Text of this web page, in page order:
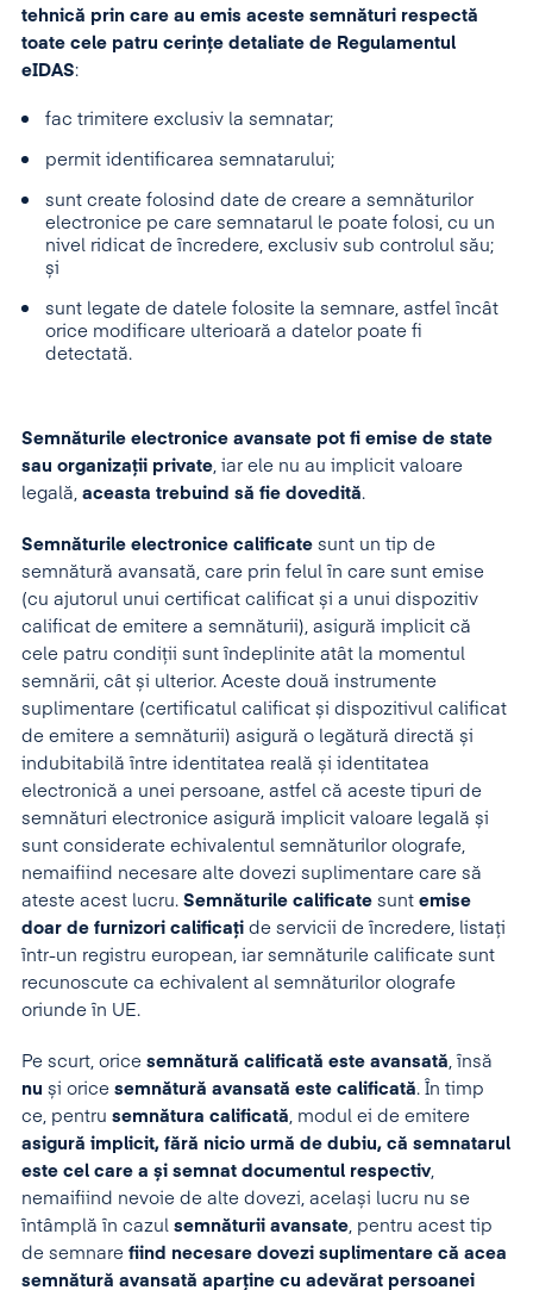
tehnică prin care au emis aceste semnături respectă
toate cele patru cerințe detaliate de Regulamentul
eIDAS:
fac trimitere exclusiv la semnatar;
permit identificarea semnatarului;
sunt create folosind date de creare a semnăturilor
electronice pe care semnatarul le poate folosi, cu un
nivel ridicat de încredere, exclusiv sub controlul său;
și
sunt legate de datele folosite la semnare, astfel încât
orice modificare ulterioară a datelor poate fi
detectată.
Semnăturile electronice avansate pot fi emise de state
sau organizații private, iar ele nu au implicit valoare
legală, aceasta trebuind să fie dovedită.
Semnăturile electronice calificate sunt un tip de
semnătură avansată, care prin felul în care sunt emise
(cu ajutorul unui certificat calificat și a unui dispozitiv
calificat de emitere a semnăturii), asigură implicit că
cele patru condiții sunt îndeplinite atât la momentul
semnării, cât și ulterior. Aceste două instrumente
suplimentare (certificatul calificat și dispozitivul calificat
de emitere a semnăturii) asigură o legătură directă și
indubitabilă între identitatea reală și identitatea
electronică a unei persoane, astfel că aceste tipuri de
semnături electronice asigură implicit valoare legală și
sunt considerate echivalentul semnăturilor olografe,
nemaifiind necesare alte dovezi suplimentare care să
ateste acest lucru. Semnăturile calificate sunt emise
doar de furnizori calificați de servicii de încredere, listați
într-un registru european, iar semnăturile calificate sunt
recunoscute ca echivalent al semnăturilor olografe
oriunde în UE.
Pe scurt, orice semnătură calificată este avansată, însă
nu și orice semnătură avansată este calificată. În timp
ce, pentru semnătura calificată, modul ei de emitere
asigură implicit, fără nicio urmă de dubiu, că semnatarul
este cel care a și semnat documentul respectiv,
nemaifiind nevoie de alte dovezi, același lucru nu se
întâmplă în cazul semnăturii avansate, pentru acest tip
de semnare fiind necesare dovezi suplimentare că acea
semnătură avansată aparține cu adevărat persoanei